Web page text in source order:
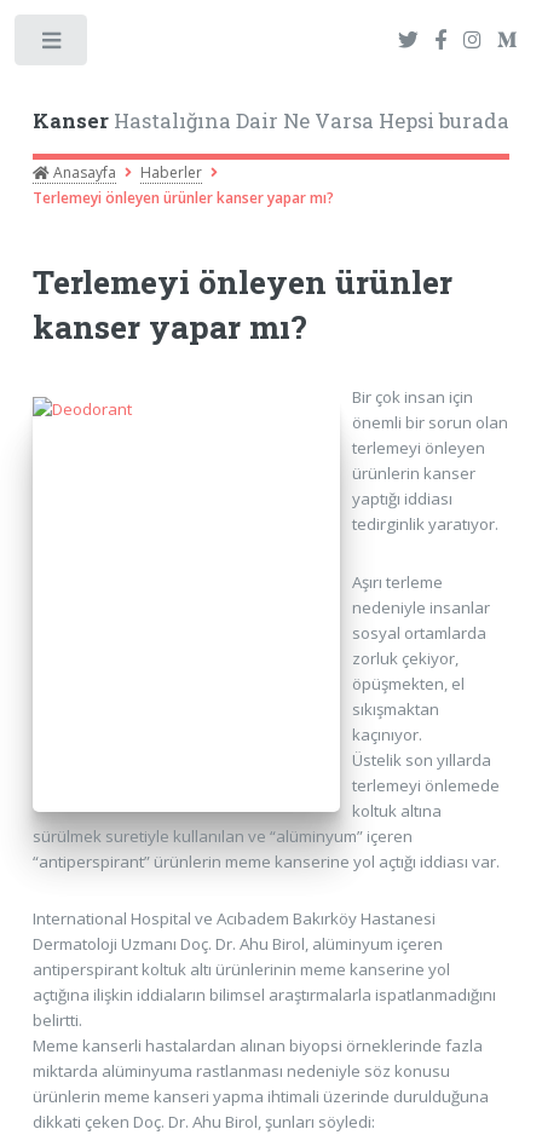
KanserHastalığına Dair Ne Varsa Hepsi burada
Anasayfa
Haberler
Terlemeyi önleyen ürünler kanser yapar mı?
Terlemeyi önleyen ürünler
kanser yapar mı?
Bir çok insan için
önemli bir sorun olan
terlemeyi önleyen
ürünlerin kanser
yaptığı iddiası
tedirginlik yaratıyor.
Aşırı terleme
nedeniyle insanlar
sosyal ortamlarda
zorluk çekiyor,
öpüşmekten, el
sıkışmaktan
kaçınıyor.
Üstelik son yıllarda
terlemeyi önlemede
koltuk altına
sürülmek suretiyle kullanılan ve “alüminyum” içeren
“antiperspirant” ürünlerin meme kanserine yol açtığı iddiası var.
International Hospital ve Acıbadem Bakırköy Hastanesi
Dermatoloji Uzmanı Doç. Dr. Ahu Birol, alüminyum içeren
antiperspirant koltuk altı ürünlerinin meme kanserine yol
açtığına ilişkin iddiaların bilimsel araştırmalarla ispatlanmadığını
belirtti.
Meme kanserli hastalardan alınan biyopsi örneklerinde fazla
miktarda alüminyuma rastlanması nedeniyle söz konusu
ürünlerin meme kanseri yapma ihtimali üzerinde durulduğuna
dikkati çeken Doç. Dr. Ahu Birol, şunları söyledi: